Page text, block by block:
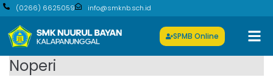
(0266) 6625059 info@smknb.sch.id
SPMB Online
Noperi